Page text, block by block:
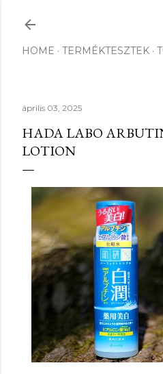
HOME TERMÉKTESZTEK
április 03, 2025
HADA LABO
LOTION